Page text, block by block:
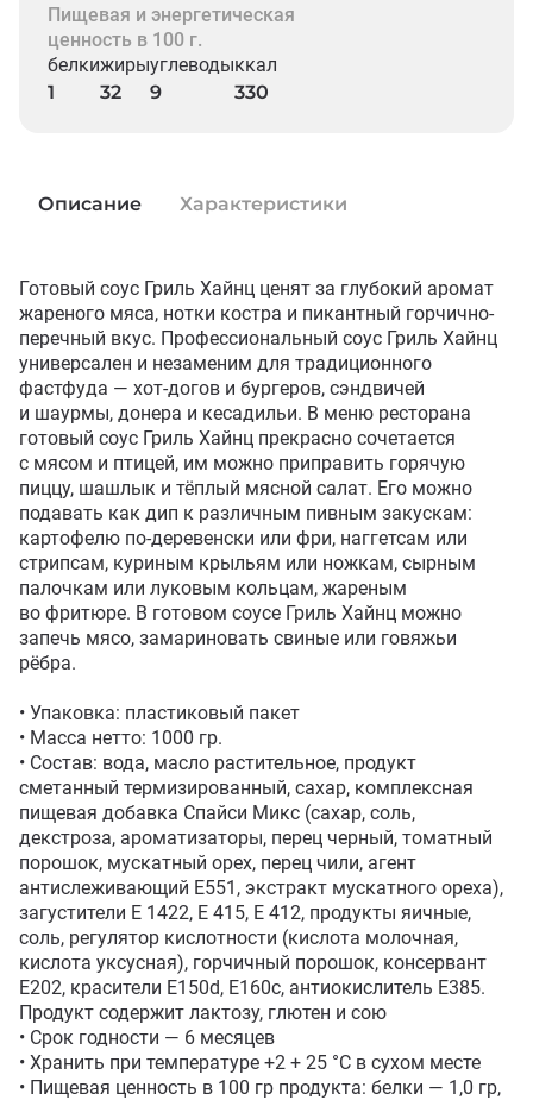
Пищевая и энергетическая
ценность в 100 г.
белки
1
жиры
32
углеводы
9
ккал
330
Описание Характеристики
Готовый соус Гриль Хайнц ценят за глубокий аромат
жареного мяса, нотки костра и пикантный горчично-
перечный вкус. Профессиональный соус Гриль Хайнц
универсален и незаменим для традиционного
фастфуда — хот-догов и бургеров, сэндвичей
и шаурмы, донера и кесадильи. В меню ресторана
готовый соус Гриль Хайнц прекрасно сочетается
с мясом и птицей, им можно приправить горячую
пиццу, шашлык и тёплый мясной салат. Его можно
подавать как дип к различным пивным закускам:
картофелю по-деревенски или фри, наггетсам или
стрипсам, куриным крыльям или ножкам, сырным
палочкам или луковым кольцам, жареным
во фритюре. В готовом соусе Гриль Хайнц можно
запечь мясо, замариновать свиные или говяжьи
рёбра.
• Упаковка: пластиковый пакет
• Масса нетто: 1000 гр.
• Состав: вода, масло растительное, продукт
сметанный термизированный, сахар, комплексная
пищевая добавка Спайси Микс (сахар, соль,
декстроза, ароматизаторы, перец черный, томатный
порошок, мускатный орех, перец чили, агент
антислеживающий Е551, экстракт мускатного ореха),
загустители Е 1422, Е 415, Е 412, продукты яичные,
соль, регулятор кислотности (кислота молочная,
кислота уксусная), горчичный порошок, консервант
Е202, красители Е150d, Е160c, антиокислитель Е385.
Продукт содержит лактозу, глютен и сою
• Срок годности — 6 месяцев
• Хранить при температуре +2 + 25 °C в сухом месте
• Пищевая ценность в 100 гр продукта: белки — 1,0 гр,